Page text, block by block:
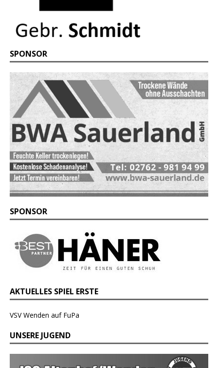
SPONSOR
SPONSOR
AKTUELLES SPIEL ERSTE
VSV Wenden auf FuPa
UNSERE JUGEND